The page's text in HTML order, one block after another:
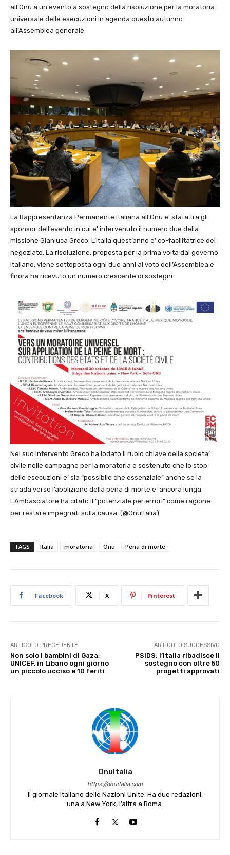
all’Onu a un evento a sostegno della risoluzione per la moratoria
universale delle esecuzioni in agenda questo autunno
all’Assemblea generale.
La Rappresentanza Permanente italiana all’Onu e’ stata tra gli
sponsor dell’evento in cui e’ intervenuto il numero due della
missione Gianluca Greco. L’Italia quest’anno e’ co-facilitatrice del
negoziato. La risoluzione, proposta per la prima volta dal governo
italiano, viene sottoposta ogni due anni al voto dell’Assemblea e
finora ha ricevuto un numero crescente di sostegni.
Nel suo intervento Greco ha lodato il ruolo chiave della societa’
civile nelle campagne per la moratoria e sostenuto che lo stop
delle esecuzioni e’ sia “possibile che essenziale” anche se la
strada verso l’abolizione della pena di morte e’ ancora lunga.
L’Ambasciatore ha citato il “potenziale per errori” come ragione
per restare impegnati sulla causa. (@OnuItalia)
TAGS Italia moratoria Onu Pena di morte
Facebook X Pinterest
ARTICOLO PRECEDENTE
Non solo i bambini di Gaza;
UNICEF, in Libano ogni giorno
un piccolo ucciso e 10 feriti
ARTICOLO SUCCESSIVO
PSIDS: l’Italia ribadisce il
sostegno con oltre 50
progetti approvati
OnuItalia
https://onuitalia.com
Il giornale Italiano delle Nazioni Unite. Ha due redazioni,
una a New York, l’altra a Roma.